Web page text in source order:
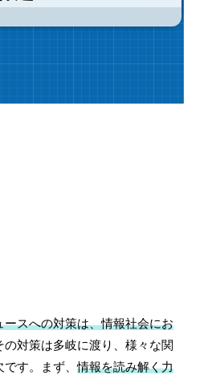
スへの対策は、情報社会にお
の対策は多岐に渡り、様々な関
です。まず、情報を読み解く力